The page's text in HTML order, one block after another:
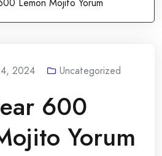
Lemon Mojito Yorum
4, 2024 Uncategorized
600
Yorum